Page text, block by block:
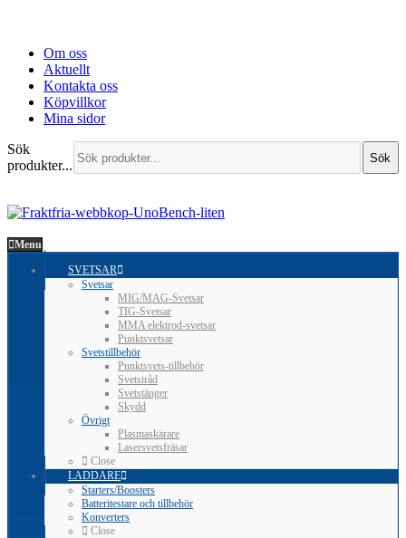
Om oss
Aktuellt
Kontakta oss
Köpvillkor
Mina sidor
Sök
produkter...
Sök
Menu
SVETSAR
Svetsar
MIG/MAG-Svetsar
TIG-Svetsar
MMA elektrod-svetsar
Punktsvetsar
Svetstillbehör
Punktsvets-tillbehör
Svetstråd
Svetstänger
Skydd
Övrigt
Plasmaskärare
Lasersvetsfräsar
Close
LADDARE
Starters/Boosters
Batteritestare och tillbehör
Konverters
Close